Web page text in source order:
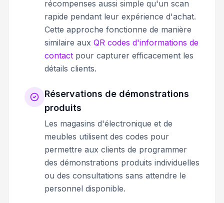
récompenses aussi simple qu'un scan
rapide pendant leur expérience d'achat.
Cette approche fonctionne de manière
similaire aux QR codes d'informations de
contact pour capturer efficacement les
détails clients.
Réservations de démonstrations
produits
Les magasins d'électronique et de
meubles utilisent des codes pour
permettre aux clients de programmer
des démonstrations produits individuelles
ou des consultations sans attendre le
personnel disponible.